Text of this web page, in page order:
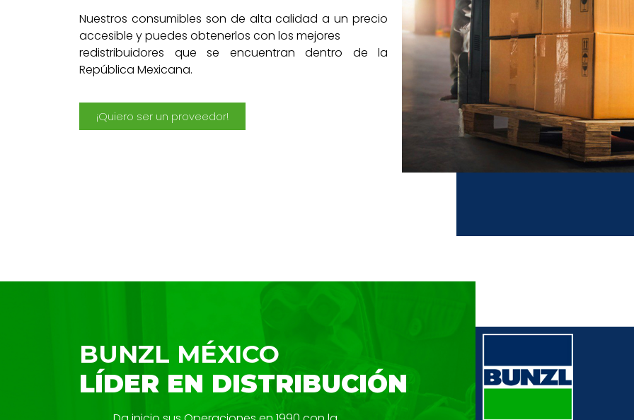
Nuestros consumibles son de alta calidad a un precio
accesible y puedes obtenerlos con los mejores
redistribuidores que se encuentran dentro de la
República Mexicana.
¡Quiero ser un proveedor!
BUNZL MÉXICO
LÍDER EN DISTRIBUCIÓN